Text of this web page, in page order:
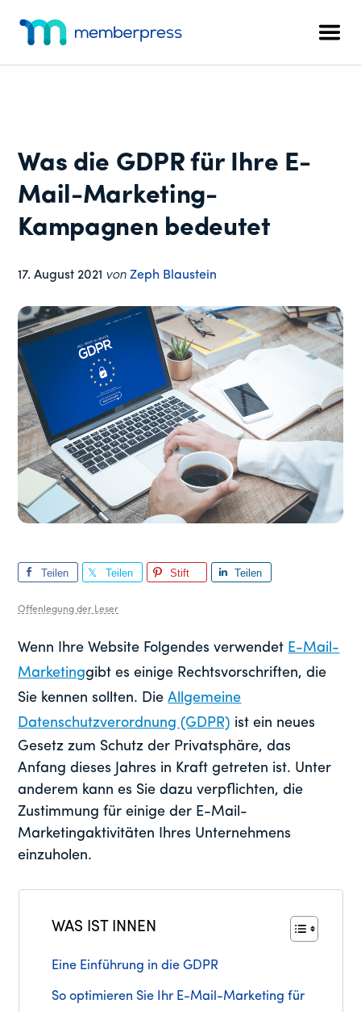
Hauptinhalt
springen
primären
Seitenleiste
springen
Fußzeile
springen
Menü
Mitgliedschafts-
Plugin
Was die GDPR für Ihre E-
Mail-Marketing-
Kampagnen bedeutet
17. August 2021 vonZeph Blaustein
Teilen
Teilen
Stift
Teilen
Offenlegung der Leser
Wenn Ihre Website Folgendes verwendet E-Mail-
Marketinggibt es einige Rechtsvorschriften, die
Sie kennen sollten. DieAllgemeine
Datenschutzverordnung (GDPR) ist ein neues
Gesetz zum Schutz der Privatsphäre, das
Anfang dieses Jahres in Kraft getreten ist. Unter
anderem kann es Sie dazu verpflichten, die
Zustimmung für einige der E-Mail-
Marketingaktivitäten Ihres Unternehmens
einzuholen.
WAS IST INNEN
Eine Einführung in die GDPR
So optimieren Sie Ihr E-Mail-Marketing für